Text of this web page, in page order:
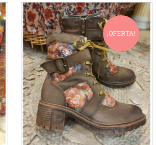
¡OFERTA!